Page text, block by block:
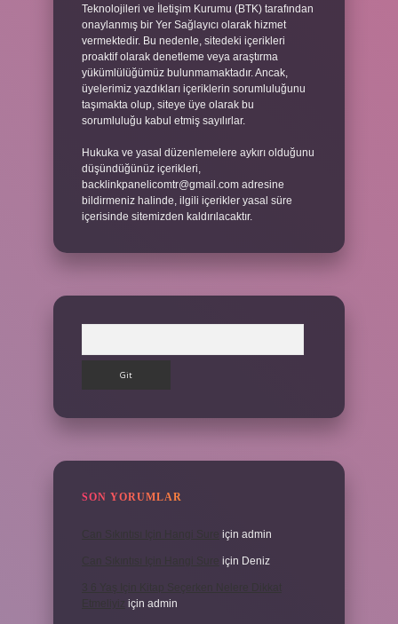
Teknolojileri ve İletişim Kurumu (BTK) tarafından
onaylanmış bir Yer Sağlayıcı olarak hizmet
vermektedir. Bu nedenle, sitedeki içerikleri
proaktif olarak denetleme veya araştırma
yükümlülüğümüz bulunmamaktadır. Ancak,
üyelerimiz yazdıkları içeriklerin sorumluluğunu
taşımakta olup, siteye üye olarak bu
sorumluluğu kabul etmiş sayılırlar.
Hukuka ve yasal düzenlemelere aykırı olduğunu
düşündüğünüz içerikleri,
backlinkpanelicomtr@gmail.com adresine
bildirmeniz halinde, ilgili içerikler yasal süre
içerisinde sitemizden kaldırılacaktır.
SON YORUMLAR
için admin
için Deniz
için admin